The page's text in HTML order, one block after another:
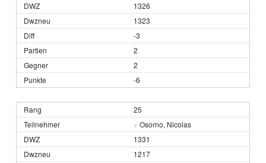
1326
1323
-3
2
2
-6
25
+ Osorno, Nicolas
1331
1217